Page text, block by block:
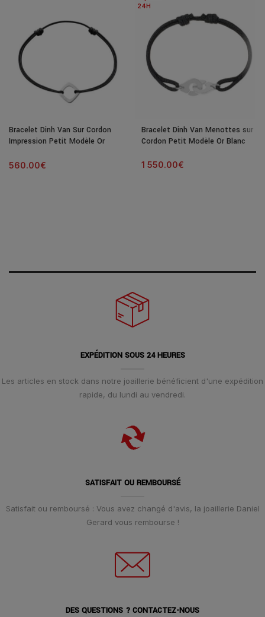
Bracelet Dinh Van Sur Cordon
Impression Petit Modèle Or
560.00€
24H
Bracelet Dinh Van Menottes sur
Cordon Petit Modèle Or Blanc
1 550.00€
EXPÉDITION SOUS 24 HEURES
Les articles en stock dans notre joaillerie bénéficient d'une expédition
rapide, du lundi au vendredi.
SATISFAIT OU REMBOURSÉ
Satisfait ou remboursé : Vous avez changé d'avis, la joaillerie Daniel
Gerard vous rembourse !
DES QUESTIONS ? CONTACTEZ-NOUS